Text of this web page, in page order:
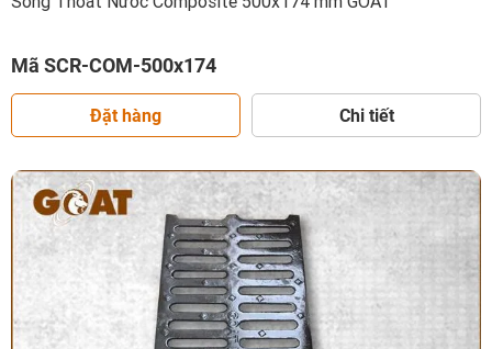
Mã SCR-COM-500x174
Đặt hàng Chi tiết